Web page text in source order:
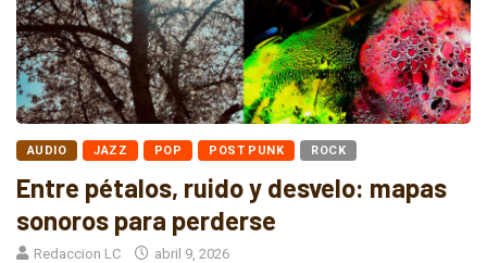
AUDIO JAZZ POP POST PUNK ROCK
Entre pétalos, ruido y desvelo: mapas
sonoros para perderse
Redaccion LC abril 9, 2026